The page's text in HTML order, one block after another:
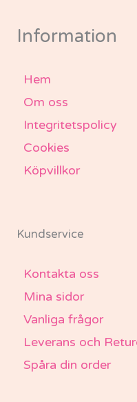
f
Information
Hem
Om oss
Integritetspolicy
Cookies
Köpvillkor
Kundservice
Kontakta oss
Mina sidor
Vanliga frågor
Leverans och
Spåra din order